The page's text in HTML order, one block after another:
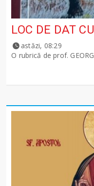
LOC DE DAT
astăzi, 08:29
O rubrică de prof.